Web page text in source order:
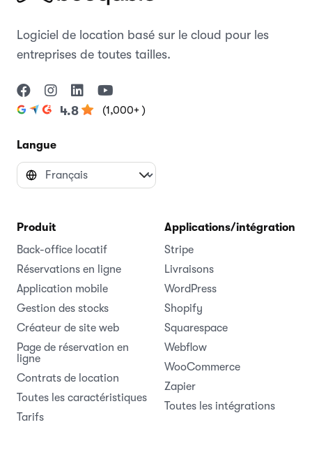
Logiciel de location basé sur le cloud pour les
entreprises de toutes tailles.
4.8 (1,000+ )
Langue
Produit
Back-office locatif
Réservations en ligne
Application mobile
Gestion des stocks
Créateur de site web
Page de réservation en
ligne
Contrats de location
Toutes les caractéristiques
Tarifs
Applications/intégrations
Stripe
Livraisons
WordPress
Shopify
Squarespace
Webflow
WooCommerce
Zapier
Toutes les intégrations